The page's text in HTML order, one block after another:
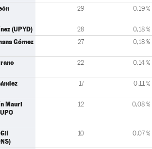
29 0,19 %
(UPYD) 28 0,18 %
Gómez
27 0,18 %
22 0,14 %
17 0,11 %
Mauri
12 0,08 %
10 0,07 %